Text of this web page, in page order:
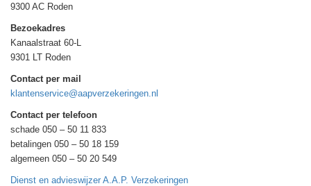
9300 AC Roden
Bezoekadres
Kanaalstraat 60-L
9301 LT Roden
Contact per mail
klantenservice@aapverzekeringen.nl
Contact per telefoon
schade 050 – 50 11 833
betalingen 050 – 50 18 159
algemeen 050 – 50 20 549
Dienst en advieswijzer A.A.P. Verzekeringen